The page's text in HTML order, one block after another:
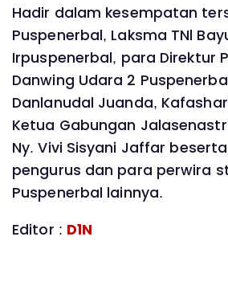
Hadir dalam kesempatan
Puspenerbal, Laksma TNl
Irpuspenerbal, para Direktur
Danwing Udara 2
Danlanudal Juanda,
Ketua Gabungan
Ny. Vivi Sisyani Jaffar
pengurus dan para perwira
Puspenerbal lainnya.
Editor : D1N